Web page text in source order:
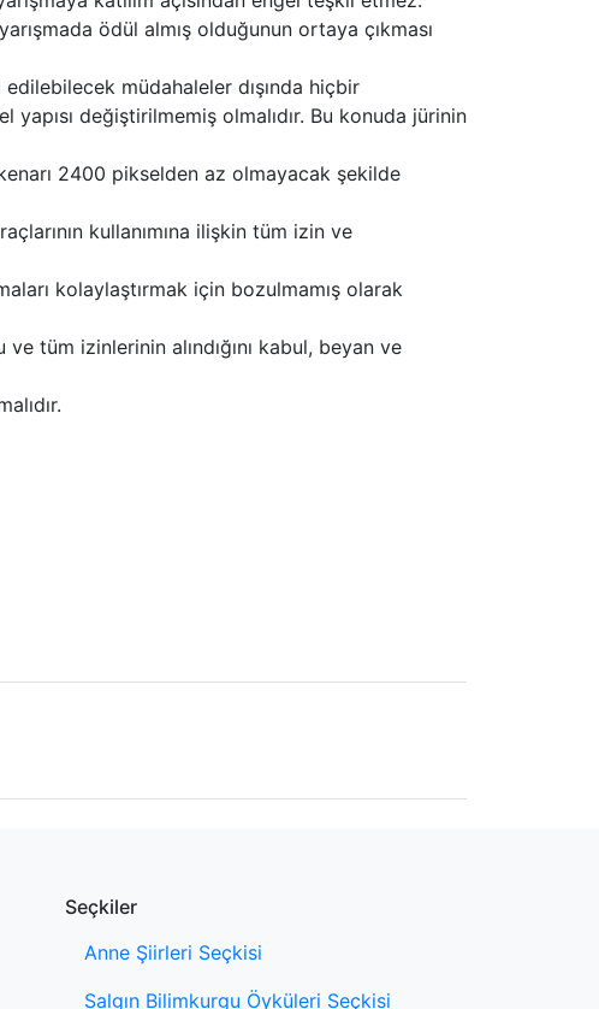
ödül almış olduğunun ortaya çıkması
müdahaleler dışında hiçbir
değiştirilmemiş olmalıdır. Bu konuda jürinin
2400 pikselden az olmayacak şekilde
kullanımına ilişkin tüm izin ve
kolaylaştırmak için bozulmamış olarak
tüm izinlerinin alındığını kabul, beyan ve
Seçkiler
Anne Şiirleri Seçkisi
Salgın Bilimkurgu Öyküleri Seçkisi